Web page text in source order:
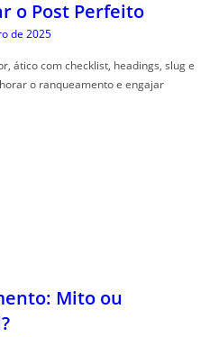
o Post Perfeito
de 2025
ático com checklist, headings, slug e
o ranqueamento e engajar
Mito ou